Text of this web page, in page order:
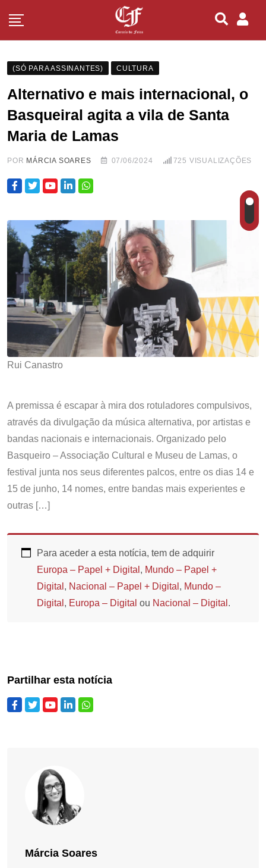
(SÓ PARA ASSINANTES) CULTURA
Alternativo e mais internacional, o
Basqueiral agita a vila de Santa
Maria de Lamas
POR MÁRCIA SOARES 07/06/2024 725 VISUALIZAÇÕES
Rui Canastro
A premissa é escapar à mira dos rotuladores compulsivos,
através da divulgação da música alternativa, por artistas e
bandas nacionais e internacionais. Organizado pelo
Basqueiro – Associação Cultural e Museu de Lamas, o
festival junta nos seus diferentes palcos, entre os dias 14 e
15 de junho, 14 nomes, entre bandas mais experientes e
outras […]
Para aceder a esta notícia, tem de adquirir
Europa – Papel + Digital , Mundo – Papel +
Digital , Nacional – Papel + Digital , Mundo –
Digital , Europa – Digital ou Nacional – Digital .
Partilhar esta notícia
Márcia Soares